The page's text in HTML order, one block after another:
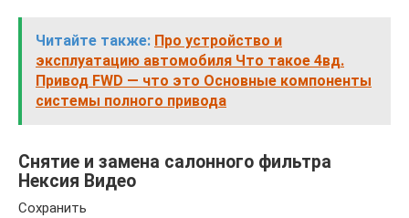
Читайте также: Про устройство и
эксплуатацию автомобиля Что такое 4вд.
Привод FWD — что это Основные компоненты
системы полного привода
Снятие и замена салонного фильтра
Нексия Видео
Сохранить